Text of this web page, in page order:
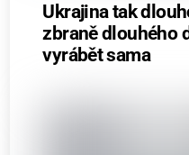
Ukrajina tak
zbraně dlouhého
vyrábět sama